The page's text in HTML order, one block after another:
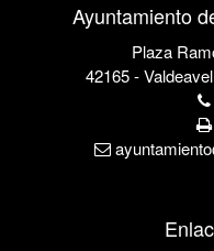
Ayuntamiento
Plaza
42165 -